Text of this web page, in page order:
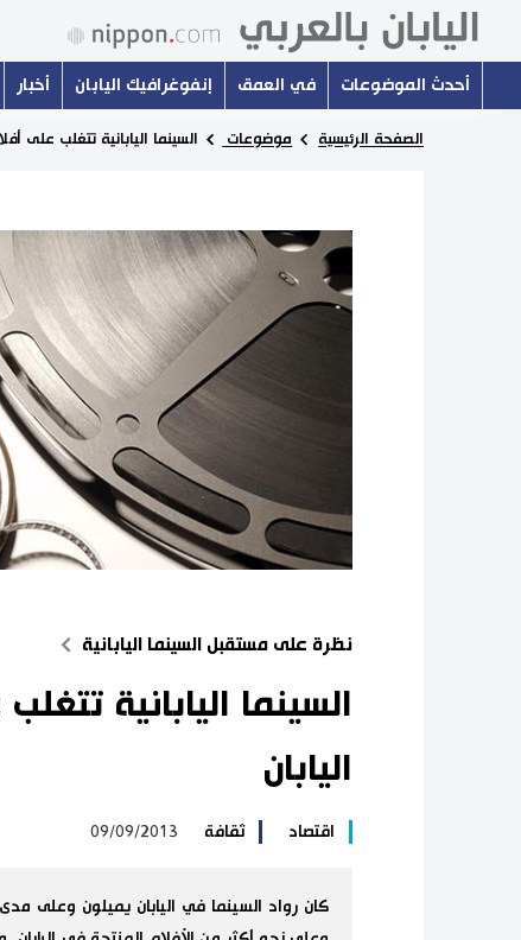
أحدث الموضوعات في العمق إنفوغرافيك اليابان أخبار
الصفحة الرئيسية موضوعات السينما اليابانية تتغلب على
نظرة على مستقبل السينما اليابانية
السينما اليابانية
اليابان
اقتصاد ثقافة 09/09/2013
كان رواد السينما في اليابان يميلون وعلى